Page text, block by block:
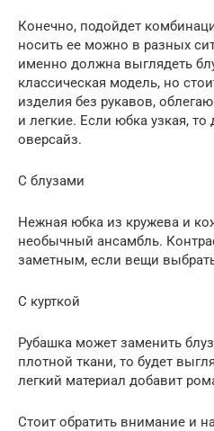
Конечно, подойдет
носить ее можно в разных
именно должна выглядеть
классическая модель, но
изделия без рукавов,
и легкие. Если юбка узкая,
оверсайз.
С блузами
Нежная юбка из кружева и
необычный ансамбль.
заметным, если вещи
С курткой
Рубашка может заменить
плотной ткани, то будет
легкий материал добавит
Стоит обратить внимание и